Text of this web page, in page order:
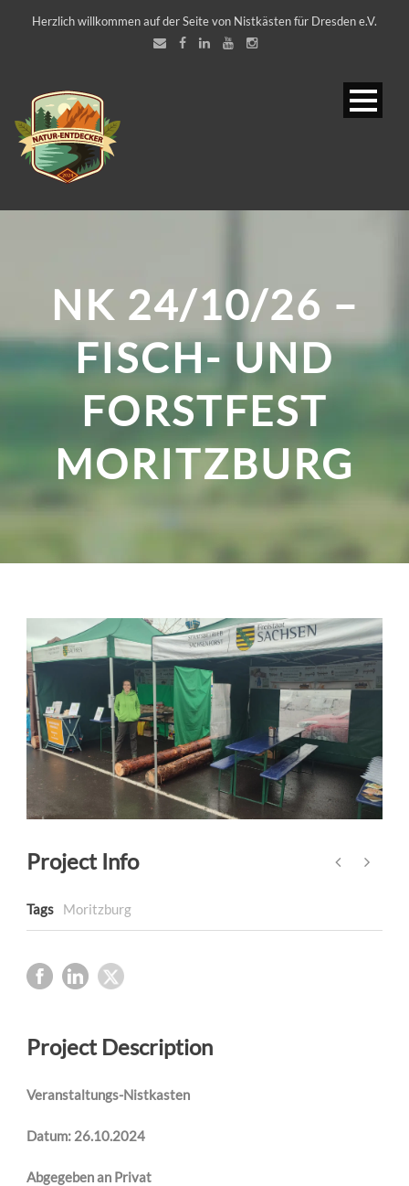
Herzlich willkommen auf der Seite von Nistkästen für Dresden e.V.
NK 24/10/26 –
FISCH- UND
FORSTFEST
MORITZBURG
Project Info
Tags Moritzburg
Project Description
Veranstaltungs-Nistkasten
Datum: 26.10.2024
Abgegeben an Privat